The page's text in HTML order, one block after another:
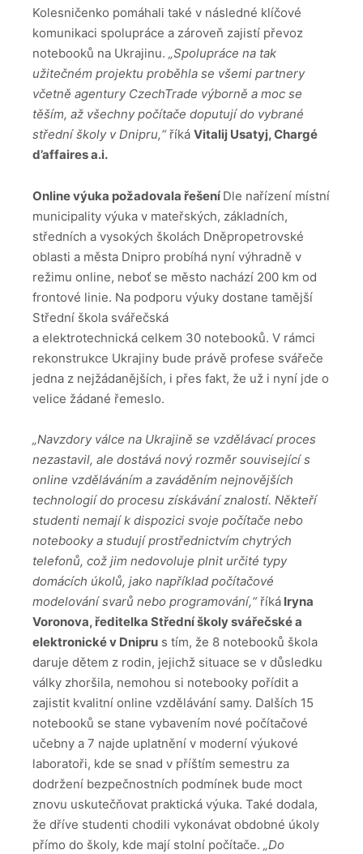
Kolesničenko pomáhali také v následné klíčové
komunikaci spolupráce a zároveň zajistí převoz
notebooků na Ukrajinu. „Spolupráce na tak
užitečném projektu proběhla se všemi partnery
včetně agentury CzechTrade výborně a moc se
těším, až všechny počítače doputují do vybrané
střední školy v Dnipru,“ říká Vitalij Usatyj, Chargé
d’affaires a.i.
Online výuka požadovala řešeníDle nařízení místní
municipality výuka v mateřských, základních,
středních a vysokých školách Dněpropetrovské
oblasti a města Dnipro probíhá nyní výhradně v
režimu online, neboť se město nachází 200 km od
frontové linie. Na podporu výuky dostane tamější
Střední škola svářečská
a elektrotechnická celkem 30 notebooků. V rámci
rekonstrukce Ukrajiny bude právě profese svářeče
jedna z nejžádanějších, i přes fakt, že už i nyní jde o
velice žádané řemeslo.
„Navzdory válce na Ukrajině se vzdělávací proces
nezastavil, ale dostává nový rozměr související s
online vzděláváním a zaváděním nejnovějších
technologií do procesu získávání znalostí. Někteří
studenti nemají k dispozici svoje počítače nebo
notebooky a studují prostřednictvím chytrých
telefonů, což jim nedovoluje plnit určité typy
domácích úkolů, jako například počítačové
modelování svarů nebo programování,“říká Iryna
Voronova, ředitelka Střední školy svářečské a
elektronické v Dnipru s tím, že 8 notebooků škola
daruje dětem z rodin, jejichž situace se v důsledku
války zhoršila, nemohou si notebooky pořídit a
zajistit kvalitní online vzdělávání samy. Dalších 15
notebooků se stane vybavením nové počítačové
učebny a 7 najde uplatnění v moderní výukové
laboratoři, kde se snad v příštím semestru za
dodržení bezpečnostních podmínek bude moct
znovu uskutečňovat praktická výuka. Také dodala,
že dříve studenti chodili vykonávat obdobné úkoly
přímo do školy, kde mají stolní počítače. „Do